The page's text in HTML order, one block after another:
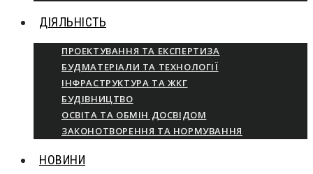
ДІЯЛЬНІСТЬ
ПРОЕКТУВАННЯ ТА ЕКСПЕРТИЗА
БУДМАТЕРІАЛИ ТА ТЕХНОЛОГІЇ
ІНФРАСТРУКТУРА ТА ЖКГ
БУДІВНИЦТВО
ОСВІТА ТА ОБМІН ДОСВІДОМ
ЗАКОНОТВОРЕННЯ ТА НОРМУВАННЯ
НОВИНИ